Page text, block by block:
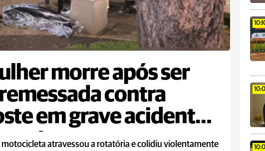
morre após ser
contra
em grave acidente
moto
motocicleta atravessou a rotatória e colidiu violentamente